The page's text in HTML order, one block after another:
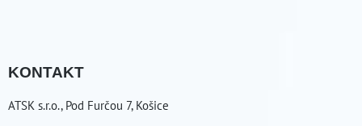
KONTAKT
ATSK s.r.o., Pod Furčou 7, Košice